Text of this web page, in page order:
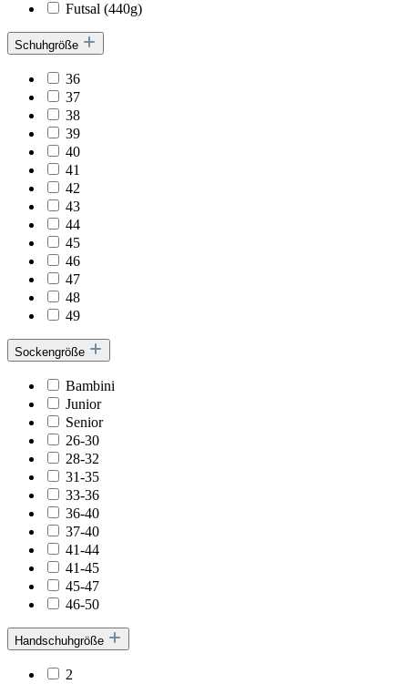
Futsal (440g)
Schuhgröße
36
37
38
39
40
41
42
43
44
45
46
47
48
49
Sockengröße
Bambini
Junior
Senior
26-30
28-32
31-35
33-36
36-40
37-40
41-44
41-45
45-47
46-50
Handschuhgröße
2